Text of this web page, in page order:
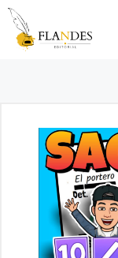
Saltar
contenido